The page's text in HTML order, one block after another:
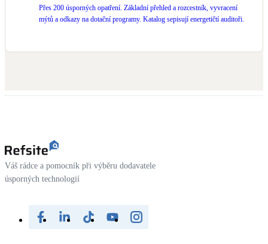
Přes 200 úsporných opatření. Základní přehled a rozcestník, vyvracení
mýtů a odkazy na dotační programy. Katalog sepisují energetičtí auditoři.
Váš rádce a pomocník při výběru dodavatele
úsporných technologií